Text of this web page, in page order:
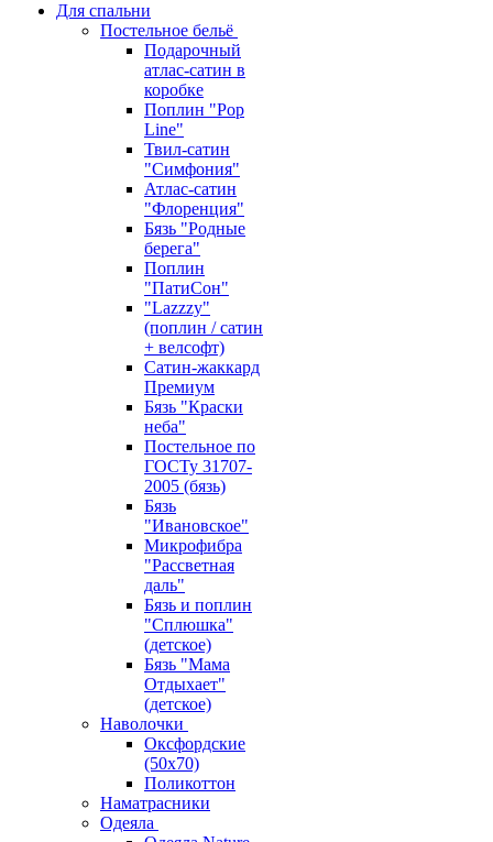
Для спальни
Постельное бельё
Подарочный
атлас-сатин в
коробке
Поплин "Pop
Line"
Твил-сатин
"Симфония"
Атлас-сатин
"Флоренция"
Бязь "Родные
берега"
Поплин
"ПатиСон"
"Lazzzy"
(поплин / сатин
+ велсофт)
Сатин-жаккард
Премиум
Бязь "Краски
неба"
Постельное по
ГОСТу 31707-
2005 (бязь)
Бязь
"Ивановское"
Микрофибра
"Рассветная
даль"
Бязь и поплин
"Сплюшка"
(детское)
Бязь "Мама
Отдыхает"
(детское)
Наволочки
Оксфордские
(50х70)
Поликоттон
Наматрасники
Одеяла